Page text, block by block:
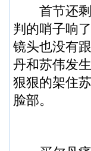
首节还剩
判的哨子响
镜头也没有
丹和苏伟发
狠狠的架住
脸部。